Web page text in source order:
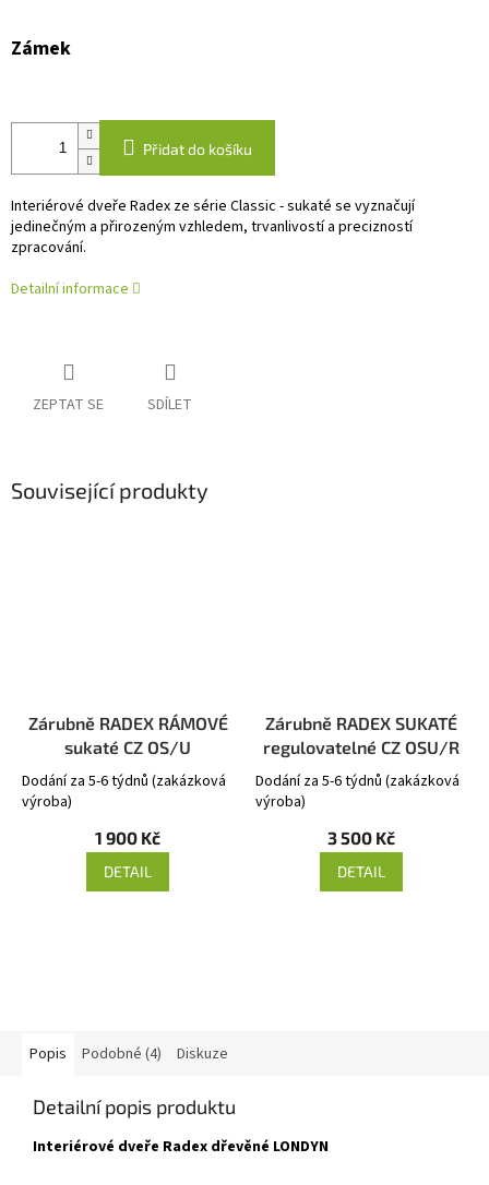
Zámek
Přidat do košíku
Interiérové dveře Radex ze série Classic - sukaté se vyznačují
jedinečným a přirozeným vzhledem, trvanlivostí a precizností
zpracování.
Detailní informace
ZEPTAT SE SDÍLET
Související produkty
Zárubně RADEX RÁMOVÉ
sukaté CZ OS/U
Dodání za 5-6 týdnů (zakázková
výroba)
1 900 Kč
DETAIL
Zárubně RADEX SUKATÉ
regulovatelné CZ OSU/R
Dodání za 5-6 týdnů (zakázková
výroba)
3 500 Kč
DETAIL
Popis Podobné (4) Diskuze
Detailní popis produktu
Interiérové dveře Radex dřevěné LONDYN